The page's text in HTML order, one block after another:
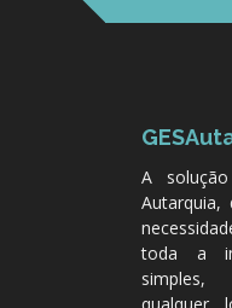
A
Autarquia,
toda a
simples,